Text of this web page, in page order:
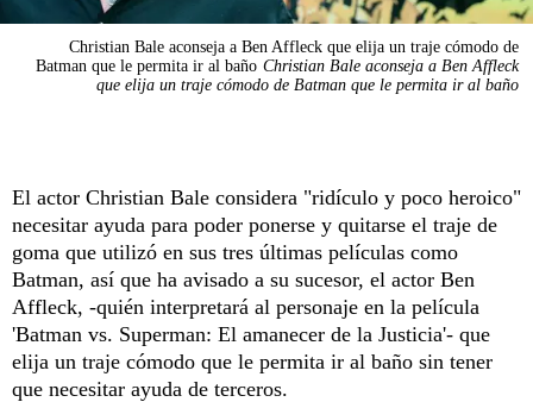
Christian Bale aconseja a Ben Affleck que elija un traje cómodo de
Batman que le permita ir al baño Christian Bale aconseja a Ben Affleck
que elija un traje cómodo de Batman que le permita ir al baño
El actor Christian Bale considera "ridículo y poco heroico"
necesitar ayuda para poder ponerse y quitarse el traje de
goma que utilizó en sus tres últimas películas como
Batman, así que ha avisado a su sucesor, el actor Ben
Affleck, -quién interpretará al personaje en la película
'Batman vs. Superman: El amanecer de la Justicia'- que
elija un traje cómodo que le permita ir al baño sin tener
que necesitar ayuda de terceros.